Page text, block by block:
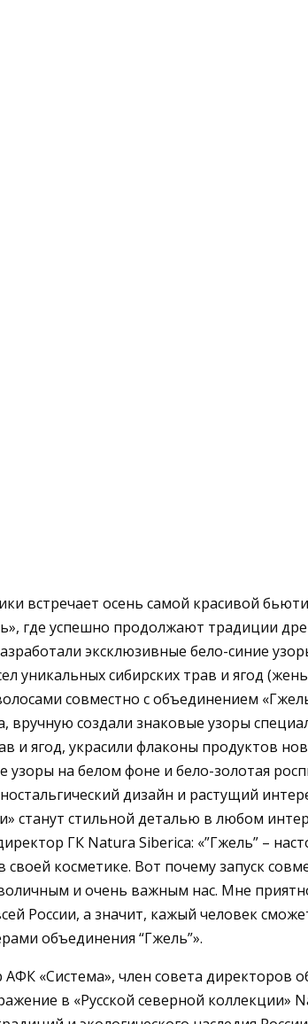
встречает осень самой красивой
где успешно продолжают традиции
эксклюзивные бело-синие
уникальных сибирских трав и ягод
совместно с объединением
вручную создали знаковые узоры
и ягод, украсили флаконы продуктов
на белом фоне и бело-золотая
дизайн и растущий
станут стильной деталью в любом
ГК Natura Siberica: «”Гжель” –
косметике. Вот почему запуск
и очень важным нас. Мне
России, а значит, кажый человек
объединения “Гжель”».
«Система», член совета директоров
в «Русской северной